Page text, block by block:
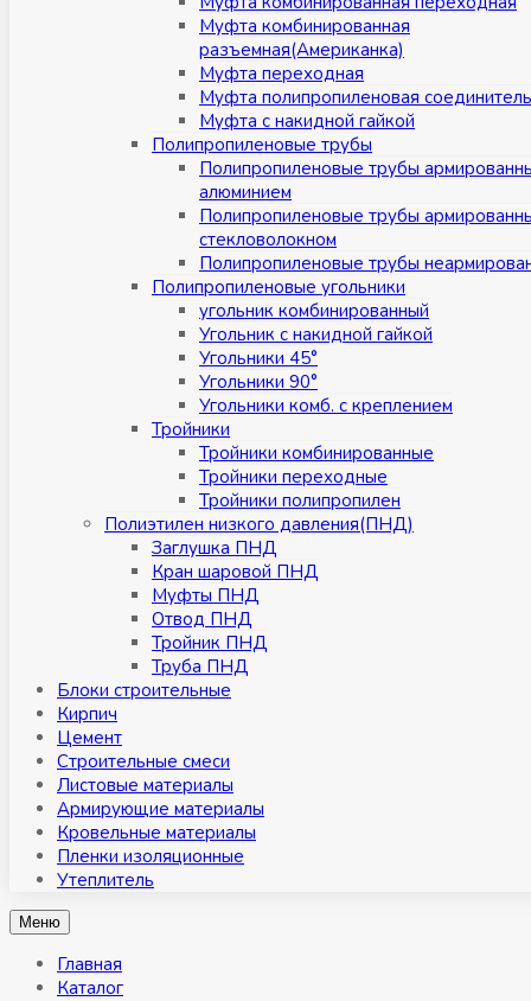
Муфта комбинированная
разъемная(Американка)
Муфта переходная
Муфта полипропиленовая
Муфта с накидной гайкой
Полипропиленовые трубы
Полипропиленовые трубы
алюминием
Полипропиленовые трубы
стекловолокном
Полипропиленовые трубы
Полипропиленовые угольники
угольник комбинированный
Угольник с накидной гайкой
Угольники 45°
Угольники 90°
Угольники комб. с креплением
Тройники
Тройники комбинированные
Тройники переходные
Тройники полипропилен
Полиэтилен низкого давления(ПНД)
Заглушка ПНД
Кран шаровой ПНД
Муфты ПНД
Отвод ПНД
Тройник ПНД
Труба ПНД
Блоки строительные
Кирпич
Цемент
Строительные смеси
Листовые материалы
Армирующие материалы
Кровельные материалы
Пленки изоляционные
Утеплитель
Меню
Главная
Каталог